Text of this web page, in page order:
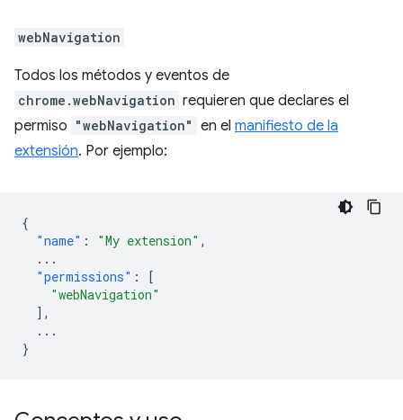
webNavigation
Todos los métodos y eventos de
chrome.webNavigation requieren que declares el
permiso "webNavigation" en el manifiesto de la
extensión. Por ejemplo:
{
"name" : "My extension" ,
...
"permissions" :
[
"webNavigation"
],
...
}